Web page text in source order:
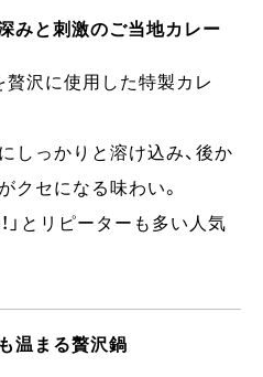
みと刺激のご当地カレー
贅沢に使用した特製カレ
しっかりと溶け込み、後か
クセになる味わい。
」とリピーターも多い人気
温まる贅沢鍋